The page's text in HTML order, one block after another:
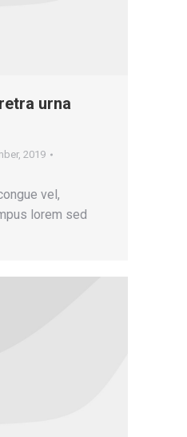
urna
2019
vel,
lorem sed